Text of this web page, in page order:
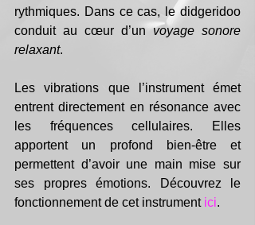
rythmiques. Dans ce cas, le didgeridoo
conduit au cœur d’un voyage sonore
relaxant.
Les vibrations que l’instrument émet
entrent directement en résonance avec
les fréquences cellulaires. Elles
apportent un profond bien-être et
permettent d’avoir une main mise sur
ses propres émotions. Découvrez le
fonctionnement de cet instrument ici.